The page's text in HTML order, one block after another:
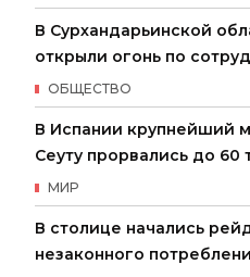
В Сурхандарьинской
открыли огонь по
ОБЩЕСТВО
В Испании крупнейший
Сеуту прорвались до 60
МИР
В столице начались
незаконного